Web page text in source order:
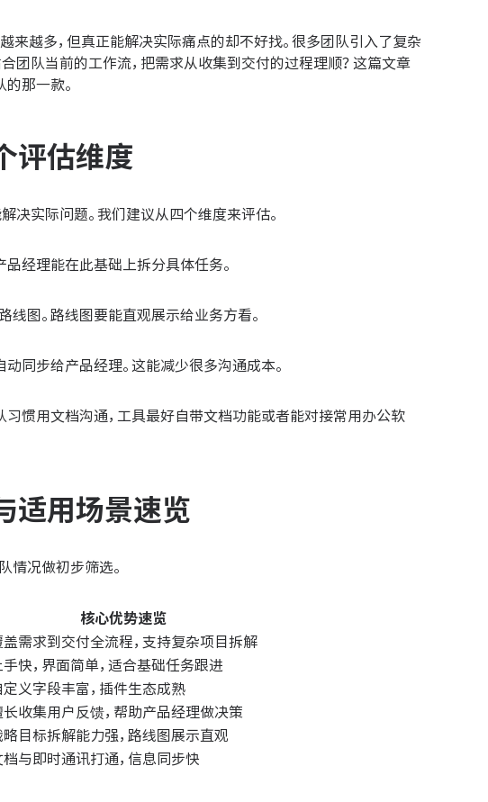
越多，但真正能解决实际痛点的却不好找。很多团队引入了复杂
团队当前的工作流，把需求从收集到交付的过程理顺？这篇文章
那一款。
评估维度
决实际问题。我们建议从四个维度来评估。
经理能在此基础上拆分具体任务。
图。路线图要能直观展示给业务方看。
同步给产品经理。这能减少很多沟通成本。
惯用文档沟通，工具最好自带文档功能或者能对接常用办公软
适用场景速览
情况做初步筛选。
核心优势速览
盖需求到交付全流程，支持复杂项目拆解
手快，界面简单，适合基础任务跟进
定义字段丰富，插件生态成熟
长收集用户反馈，帮助产品经理做决策
略目标拆解能力强，路线图展示直观
档与即时通讯打通，信息同步快